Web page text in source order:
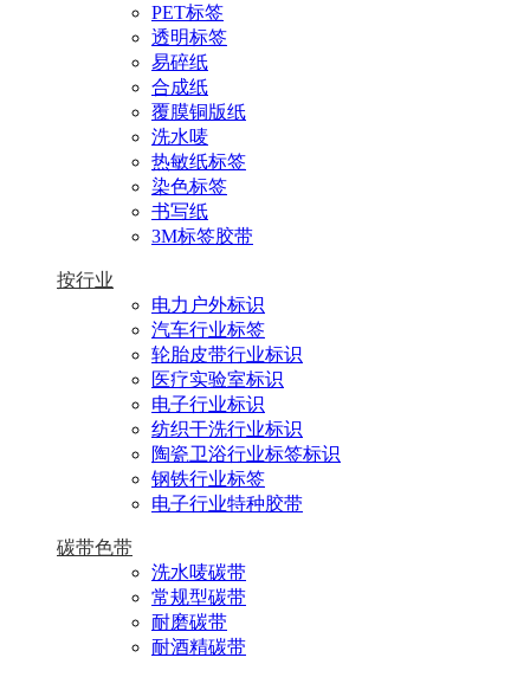
PET标签
透明标签
易碎纸
合成纸
覆膜铜版纸
洗水唛
热敏纸标签
染色标签
书写纸
3M标签胶带
按行业
电力户外标识
汽车行业标签
轮胎皮带行业标识
医疗实验室标识
电子行业标识
纺织干洗行业标识
陶瓷卫浴行业标签标识
钢铁行业标签
电子行业特种胶带
碳带色带
洗水唛碳带
常规型碳带
耐磨碳带
耐酒精碳带